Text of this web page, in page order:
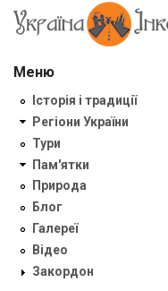
Меню
Історія і традиції
Регіони України
Тури
Пам'ятки
Природа
Блог
Галереї
Відео
Закордон